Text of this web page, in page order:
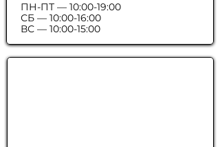
ПН-ПТ — 10:00-19:00
СБ — 10:00-16:00
ВС — 10:00-15:00